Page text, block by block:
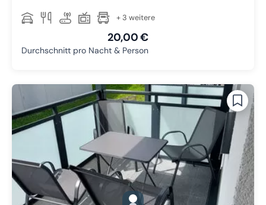
+ 3 weitere
20,00 €
Durchschnitt pro Nacht & Person
gallery.slide_selector